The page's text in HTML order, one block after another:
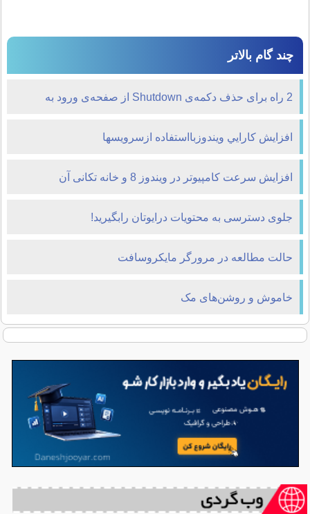
چند گام بالاتر
2 راه برای حذف دکمه‌ی Shutdown از صفحه‌ی ورود به
افزايش كارايي ويندوزبااستفاده ازسرويسها
افزایش سرعت کامپیوتر در ویندوز 8 و خانه تکانی آن
جلوی دسترسی به محتویات درایوتان رابگیرید!
حالت مطالعه در مرورگر مایکروسافت
خاموش و روشن‌های مک